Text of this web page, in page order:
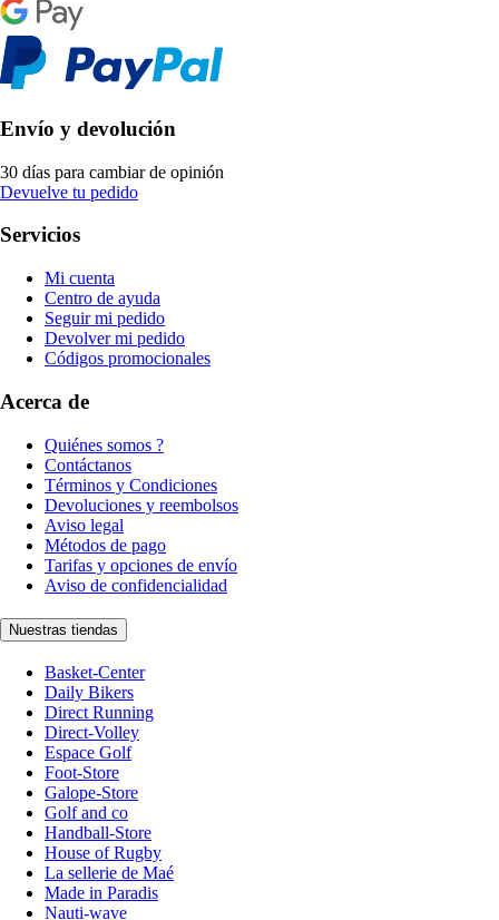
Envío y devolución
30 días para cambiar de opinión
Devuelve tu pedido
Servicios
Mi cuenta
Centro de ayuda
Seguir mi pedido
Devolver mi pedido
Códigos promocionales
Acerca de
Quiénes somos ?
Contáctanos
Términos y Condiciones
Devoluciones y reembolsos
Aviso legal
Métodos de pago
Tarifas y opciones de envío
Aviso de confidencialidad
Nuestras tiendas
Basket-Center
Daily Bikers
Direct Running
Direct-Volley
Espace Golf
Foot-Store
Galope-Store
Golf and co
Handball-Store
House of Rugby
La sellerie de Maé
Made in Paradis
Nauti-wave